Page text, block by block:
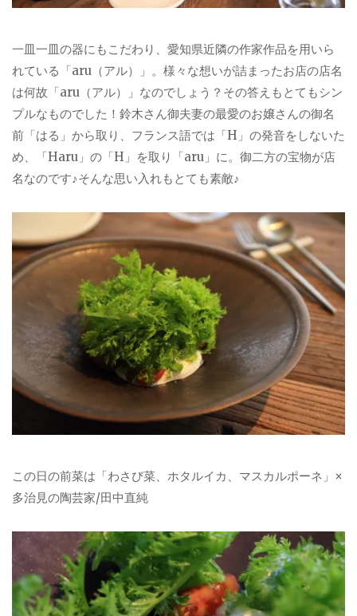
一皿一皿の器にもこだわり、愛知県近隣の作家作品を用いら
れている「aru（アル）」。様々な想いが詰まったお店の店名
は何故「aru（アル）」なのでしょう？その答えもとてもシン
プルなものでした！鈴木さん御夫妻の最愛のお嬢さんの御名
前「はる」から取り、フランス語では「H」の発音をしないた
め、「Haru」の「H」を取り「aru」に。御二方の宝物が店
名なのです♪そんな思い入れもとても素敵♪
この日の前菜は「わさび菜、ホタルイカ、マスカルポーネ」×
多治見の陶芸家/田中直純